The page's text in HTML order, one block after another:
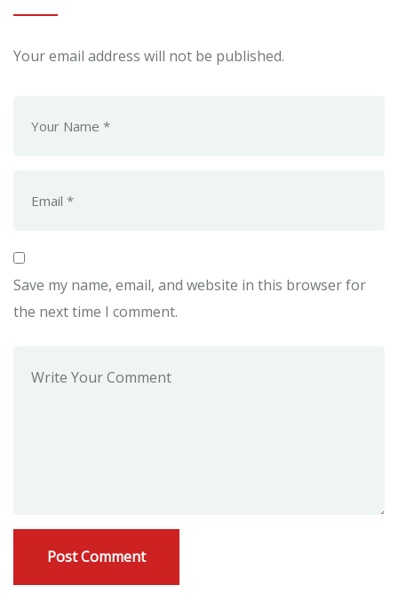
Your email address will not be published.
Save my name, email, and website in this browser for
the next time I comment.